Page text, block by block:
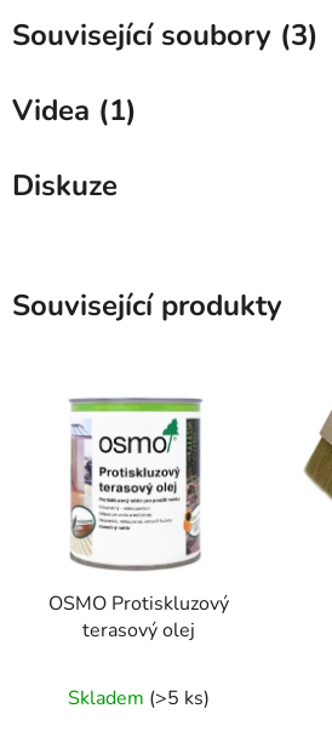
Související soubory (3)
Videa (1)
Diskuze
Související produkty
OSMO Protiskluzový
terasový olej
Skladem (>5 ks)